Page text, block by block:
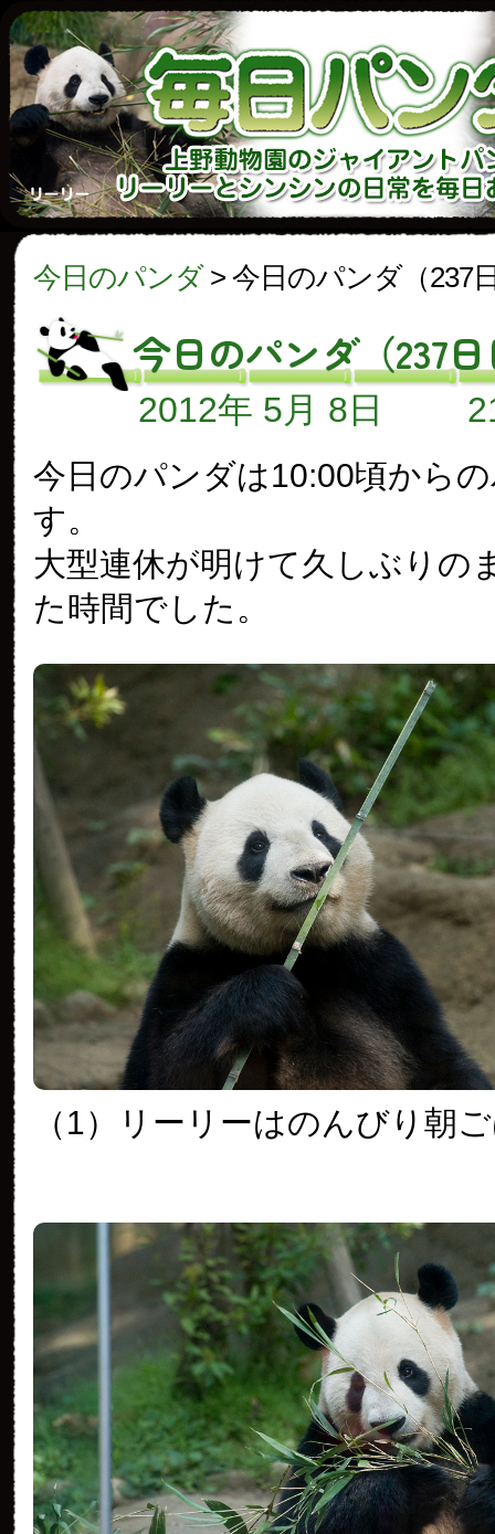
今日のパンダ> 今日のパンダ（237
今日のパンダ（237
2012年 5月 8日
今日のパンダは10:00頃から
す。
大型連休が明けて久しぶりの
た時間でした。
（1）リーリーはのんびり朝